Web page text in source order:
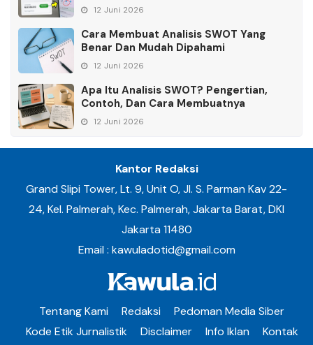
12 Juni 2026
Cara Membuat Analisis SWOT Yang
Benar Dan Mudah Dipahami
12 Juni 2026
Apa Itu Analisis SWOT? Pengertian,
Contoh, Dan Cara Membuatnya
12 Juni 2026
Kantor Redaksi
Grand Slipi Tower, Lt. 9, Unit O, Jl. S. Parman Kav 22-
24, Kel. Palmerah, Kec. Palmerah, Jakarta Barat, DKI
Jakarta 11480
Email : kawuladotid@gmail.com
Tentang Kami Redaksi
Pedoman Media Siber
Kode Etik Jurnalistik
Disclaimer Info Iklan
Kontak